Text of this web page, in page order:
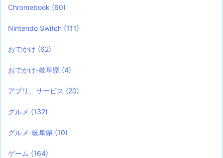
Chromebook (60)
Nintendo Switch (111)
おでかけ (62)
おでかけ-岐阜県 (4)
アプリ、サービス (20)
グルメ (132)
グルメ-岐阜県 (10)
ゲーム (164)